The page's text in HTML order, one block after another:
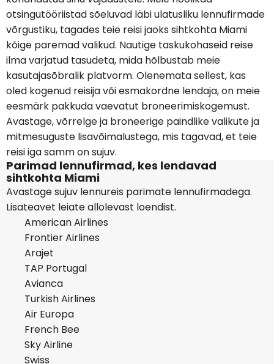
otsingutööriistad sõeluvad läbi ulatusliku lennufirmade
võrgustiku, tagades teie reisi jaoks sihtkohta Miami
kõige paremad valikud. Nautige taskukohaseid reise
ilma varjatud tasudeta, mida hõlbustab meie
kasutajasõbralik platvorm. Olenemata sellest, kas
oled kogenud reisija või esmakordne lendaja, on meie
eesmärk pakkuda vaevatut broneerimiskogemust.
Avastage, võrrelge ja broneerige paindlike valikute ja
mitmesuguste lisavõimalustega, mis tagavad, et teie
reisi iga samm on sujuv.
Parimad lennufirmad, kes lendavad
sihtkohta Miami
Avastage sujuv lennureis parimate lennufirmadega.
Lisateavet leiate allolevast loendist.
American Airlines
Frontier Airlines
Arajet
TAP Portugal
Avianca
Turkish Airlines
Air Europa
French Bee
Sky Airline
Swiss